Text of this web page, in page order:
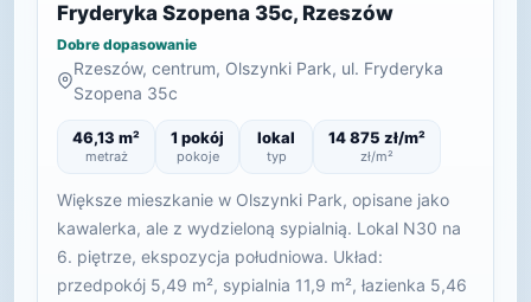
Fryderyka Szopena 35c, Rzeszów
Dobre dopasowanie
Rzeszów, centrum, Olszynki Park, ul. Fryderyka
Szopena 35c
46,13 m²
metraż
1 pokój
pokoje
lokal
typ
14 875 zł/m²
zł/m²
Większe mieszkanie w Olszynki Park, opisane jako
kawalerka, ale z wydzieloną sypialnią. Lokal N30 na
6. piętrze, ekspozycja południowa. Układ:
przedpokój 5,49 m², sypialnia 11,9 m², łazienka 5,46